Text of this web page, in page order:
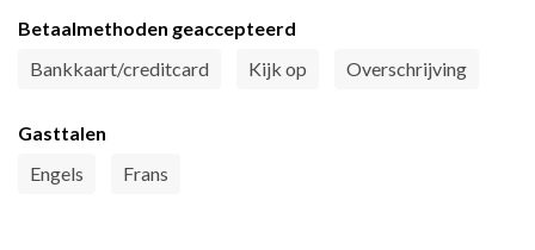
Betaalmethoden geaccepteerd
Bankkaart/creditcard
Kijk op Overschrijving
Gasttalen
Engels
Frans